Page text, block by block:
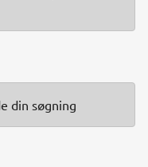
din søgning